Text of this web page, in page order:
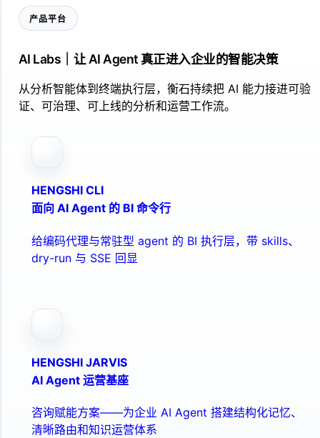
产品平台
AI Labs｜让 AI Agent 真正进入企业的智能决策
从分析智能体到终端执行层，衡石持续把 AI 能力接进可验
证、可治理、可上线的分析和运营工作流。
HENGSHI CLI
面向 AI Agent 的 BI 命令行
给编码代理与常驻型 agent 的 BI 执行层，带 skills、
dry-run 与 SSE 回显
HENGSHI JARVIS
AI Agent 运营基座
咨询赋能方案——为企业 AI Agent 搭建结构化记忆、
清晰路由和知识运营体系